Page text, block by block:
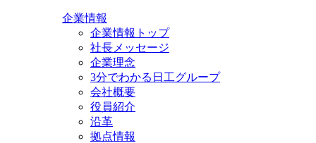
企業情報
企業情報トップ
社長メッセージ
企業理念
3分でわかる日工グループ
会社概要
役員紹介
沿革
拠点情報